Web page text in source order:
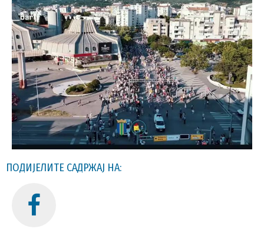
ПОДИЈЕЛИТЕ САДРЖАЈ НА: